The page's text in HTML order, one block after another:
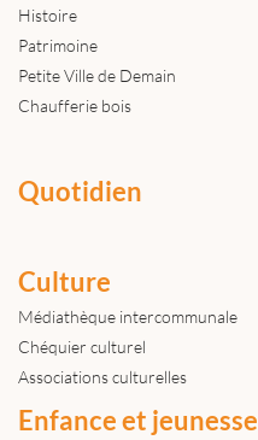
Histoire
Patrimoine
Petite Ville de Demain
Chaufferie bois
Quotidien
Culture
Médiathèque intercommunale
Chéquier culturel
Associations culturelles
Enfance et jeunesse